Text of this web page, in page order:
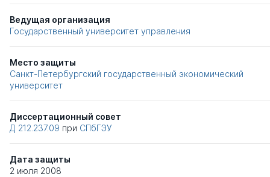
Ведущая организация
Государственный университет управления
Место защиты
Санкт-Петербургский государственный экономический
университет
Диссертационный совет
Д 212.237.09 при СПбГЭУ
Дата защиты
2 июля 2008